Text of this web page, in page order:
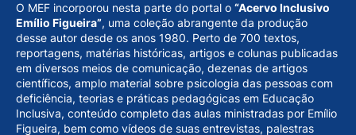
O MEF incorporou nesta parte do portal o “Acervo Inclusivo
Emílio Figueira”, uma coleção abrangente da produção
desse autor desde os anos 1980. Perto de 700 textos,
reportagens, matérias históricas, artigos e colunas publicadas
em diversos meios de comunicação, dezenas de artigos
científicos, amplo material sobre psicologia das pessoas com
deficiência, teorias e práticas pedagógicas em Educação
Inclusiva, conteúdo completo das aulas ministradas por Emílio
Figueira, bem como vídeos de suas entrevistas, palestras